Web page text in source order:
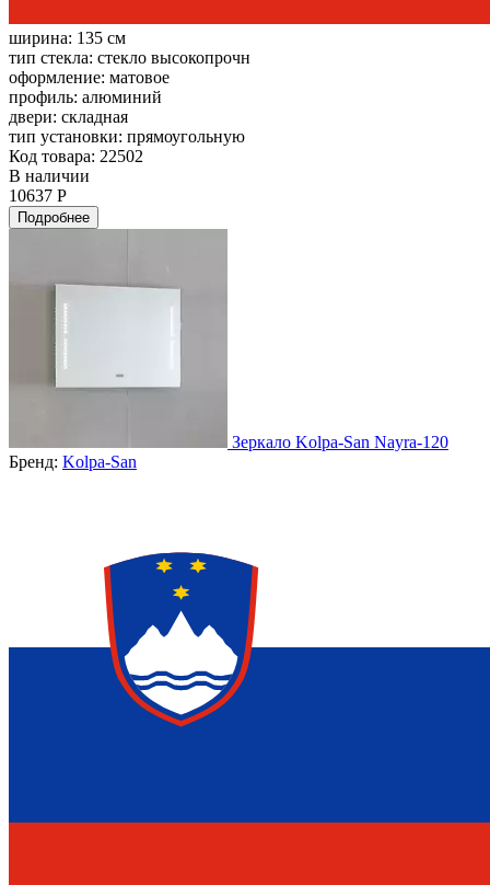
ширина: 135 см
тип стекла: стекло высокопрочн
оформление: матовое
профиль: алюминий
двери: складная
тип установки: прямоугольную
Код товара: 22502
В наличии
10637 Р
Подробнее
Зеркало Kolpa-San Nayra-120
Бренд: Kolpa-San